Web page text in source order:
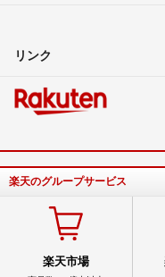
リンク
楽天のグループサービス
楽天市場